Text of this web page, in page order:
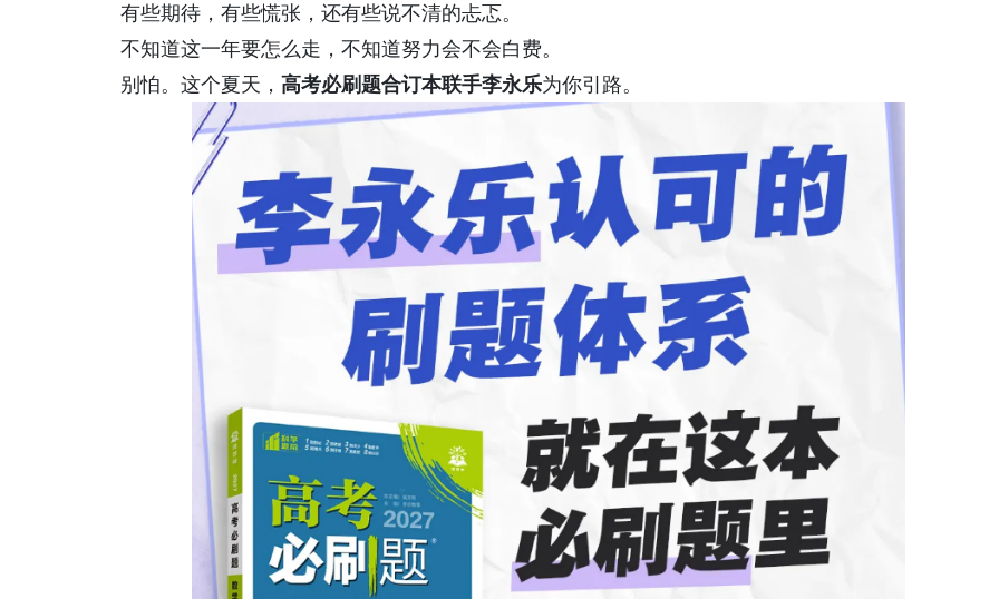
有些期待，有些慌张，还有些说不清的忐忑。
不知道这一年要怎么走，不知道努力会不会白费。
别怕。这个夏天， 高考必刷题合订本联手李永乐为你引路。